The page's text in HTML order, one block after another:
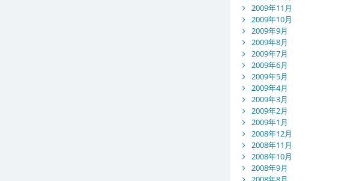
2009年11月
2009年10月
2009年9月
2009年8月
2009年7月
2009年6月
2009年5月
2009年4月
2009年3月
2009年2月
2009年1月
2008年12月
2008年11月
2008年10月
2008年9月